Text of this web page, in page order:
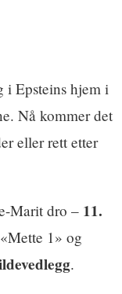
i Epsteins hjem i
Nå kommer det
eller rett etter
Marit dro – 11.
1» og
.